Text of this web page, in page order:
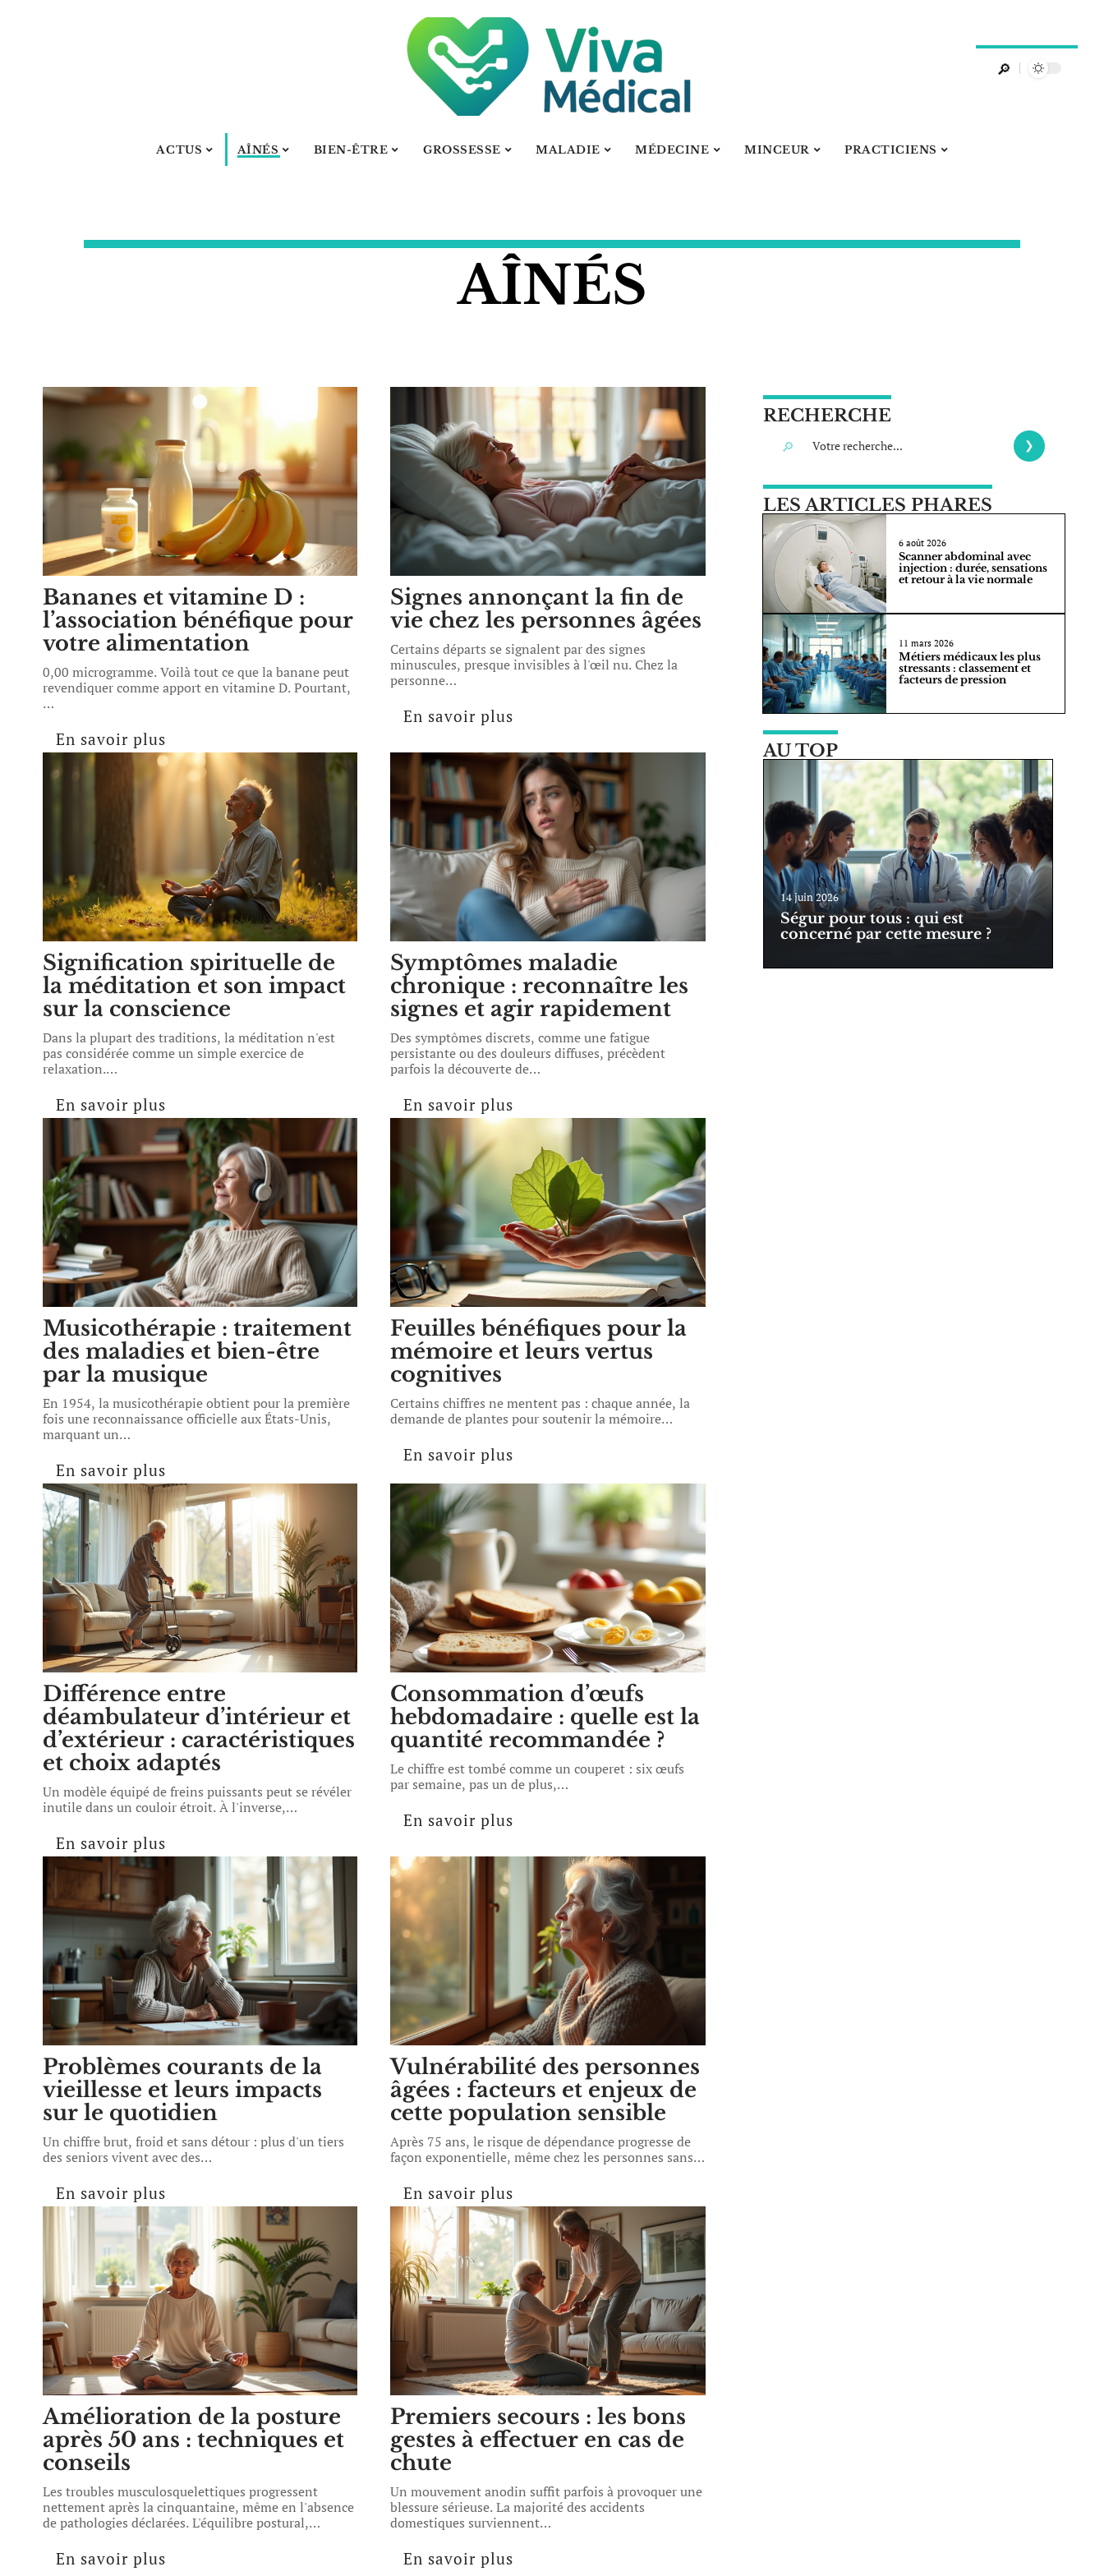
ACTUS AÎNÉS BIEN-ÊTRE GROSSESSE MALADIE MÉDECINE MINCEUR PRACTICIENS
AÎNÉS
Bananes et vitamine D :
l’association bénéfique pour
votre alimentation
0,00 microgramme. Voilà tout ce que la banane peut
revendiquer comme apport en vitamine D. Pourtant,
…
En savoir plus
Signes annonçant la fin de
vie chez les personnes âgées
Certains départs se signalent par des signes
minuscules, presque invisibles à l'œil nu. Chez la
personne…
En savoir plus
Signification spirituelle de
la méditation et son impact
sur la conscience
Dans la plupart des traditions, la méditation n'est
pas considérée comme un simple exercice de
relaxation.…
En savoir plus
Symptômes maladie
chronique : reconnaître les
signes et agir rapidement
Des symptômes discrets, comme une fatigue
persistante ou des douleurs diffuses, précèdent
parfois la découverte de…
En savoir plus
Musicothérapie : traitement
des maladies et bien-être
par la musique
En 1954, la musicothérapie obtient pour la première
fois une reconnaissance officielle aux États-Unis,
marquant un…
En savoir plus
Feuilles bénéfiques pour la
mémoire et leurs vertus
cognitives
Certains chiffres ne mentent pas : chaque année, la
demande de plantes pour soutenir la mémoire…
En savoir plus
Différence entre
déambulateur d’intérieur et
d’extérieur : caractéristiques
et choix adaptés
Un modèle équipé de freins puissants peut se révéler
inutile dans un couloir étroit. À l'inverse,…
En savoir plus
Consommation d’œufs
hebdomadaire : quelle est la
quantité recommandée ?
Le chiffre est tombé comme un couperet : six œufs
par semaine, pas un de plus,…
En savoir plus
Problèmes courants de la
vieillesse et leurs impacts
sur le quotidien
Un chiffre brut, froid et sans détour : plus d'un tiers
des seniors vivent avec des…
En savoir plus
Vulnérabilité des personnes
âgées : facteurs et enjeux de
cette population sensible
Après 75 ans, le risque de dépendance progresse de
façon exponentielle, même chez les personnes sans…
En savoir plus
Amélioration de la posture
après 50 ans : techniques et
conseils
Les troubles musculosquelettiques progressent
nettement après la cinquantaine, même en l'absence
de pathologies déclarées. L'équilibre postural,…
En savoir plus
Premiers secours : les bons
gestes à effectuer en cas de
chute
Un mouvement anodin suffit parfois à provoquer une
blessure sérieuse. La majorité des accidents
domestiques surviennent…
En savoir plus
RECHERCHE
LES ARTICLES PHARES
6 août 2026
Scanner abdominal avec
injection : durée, sensations
et retour à la vie normale
11 mars 2026
Métiers médicaux les plus
stressants : classement et
facteurs de pression
AU TOP
14 juin 2026
Ségur pour tous : qui est
concerné par cette mesure ?